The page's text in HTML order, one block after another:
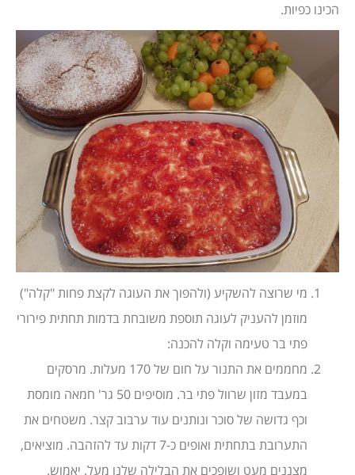
הכינו כפיות.
מי שרוצה להשקיע (ולהפוך את העוגה לקצת פחות "קלה")
מוזמן להעניק לעוגה תוספת משובחת בדמות תחתית פירורי
פתי בר טעימה וקלה להכנה:
מחממים את התנור על חום של 170 מעלות. מרסקים
במעבד מזון שרוול פתי בר. מוסיפים 50 גר' חמאה מומסת
וכף גדושה של סוכר ונותנים עוד ערבוב קצר. משטחים את
התערובת בתחתית ואופים כ-7 דקות עד להזהבה. מוציאים,
מצננים מעט ושופכים את הבלילה שלנו מעל. יאמוש.